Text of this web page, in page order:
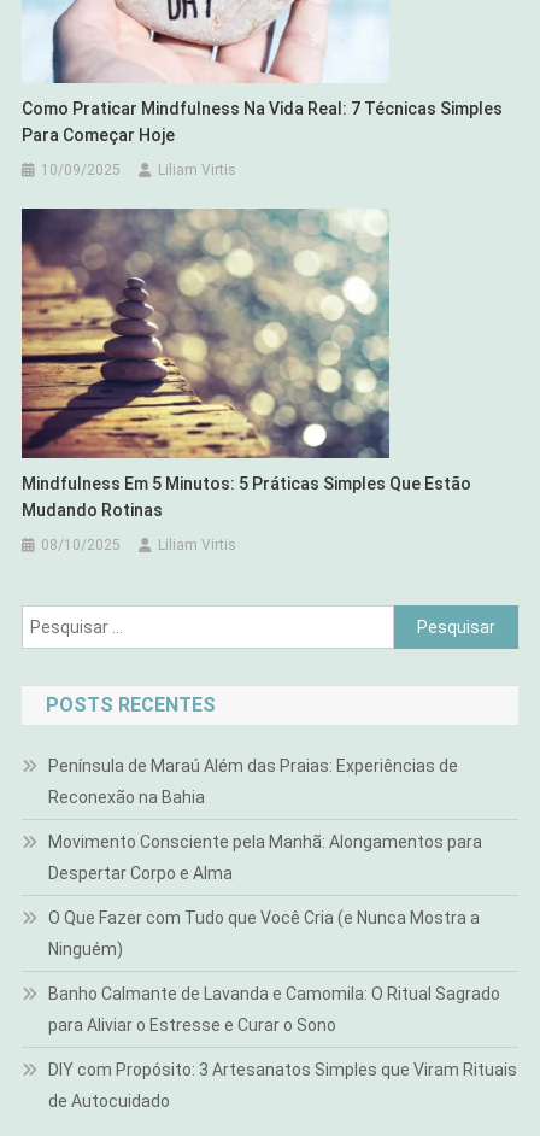
Como Praticar Mindfulness Na Vida Real: 7 Técnicas Simples
Para Começar Hoje
10/09/2025 Liliam Virtis
Mindfulness Em 5 Minutos: 5 Práticas Simples Que Estão
Mudando Rotinas
08/10/2025 Liliam Virtis
Pesquisar
por:
POSTS RECENTES
Península de Maraú Além das Praias: Experiências de
Reconexão na Bahia
Movimento Consciente pela Manhã: Alongamentos para
Despertar Corpo e Alma
O Que Fazer com Tudo que Você Cria (e Nunca Mostra a
Ninguém)
Banho Calmante de Lavanda e Camomila: O Ritual Sagrado
para Aliviar o Estresse e Curar o Sono
DIY com Propósito: 3 Artesanatos Simples que Viram Rituais
de Autocuidado